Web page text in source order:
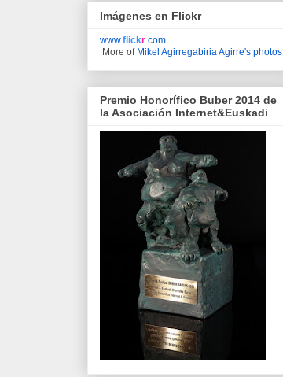
Imágenes en Flickr
www.flickr .com
More of Mikel Agirregabiria Agirre's photos
Premio Honorífico Buber 2014 de
la Asociación Internet&Euskadi